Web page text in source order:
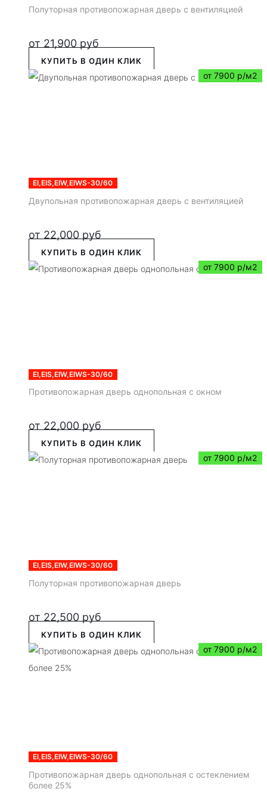
Полуторная противопожарная дверь с вентиляцией
от 21,900 руб
КУПИТЬ В ОДИН КЛИК
от 7900 р/м2
EI,EIS,EIW,EIWS-30/60
Двупольная противопожарная дверь с вентиляцией
от 22,000 руб
КУПИТЬ В ОДИН КЛИК
от 7900 р/м2
EI,EIS,EIW,EIWS-30/60
Противопожарная дверь однопольная с окном
от 22,000 руб
КУПИТЬ В ОДИН КЛИК
от 7900 р/м2
EI,EIS,EIW,EIWS-30/60
Полуторная противопожарная дверь
от 22,500 руб
КУПИТЬ В ОДИН КЛИК
от 7900 р/м2
EI,EIS,EIW,EIWS-30/60
Противопожарная дверь однопольная с остеклением
более 25%